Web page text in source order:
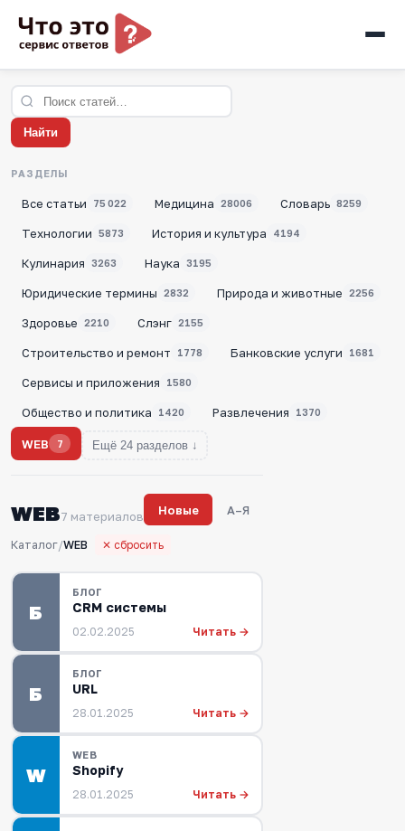
Найти
РАЗДЕЛЫ
Все статьи 75 022 Медицина 28006 Словарь 8259
Технологии 5873 История и культура 4194
Кулинария 3263 Наука 3195
Юридические термины 2832 Природа и животные 2256
Здоровье 2210 Слэнг 2155
Строительство и ремонт 1778 Банковские услуги 1681
Сервисы и приложения 1580
Общество и политика 1420 Развлечения 1370
WEB 7 Ещё 24 разделов ↓
WEB7 материалов Новые А–Я
Каталог/WEB ✕ сбросить
Б
БЛОГ
CRM системы
02.02.2025 Читать →
Б
БЛОГ
URL
28.01.2025 Читать →
W
WEB
Shopify
28.01.2025 Читать →